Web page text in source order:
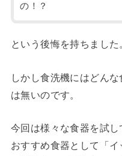
の！？
という後悔を持ちました
しかし食洗機にはどん
は無いのです。
今回は様々な食器を試
おすすめ食器として「